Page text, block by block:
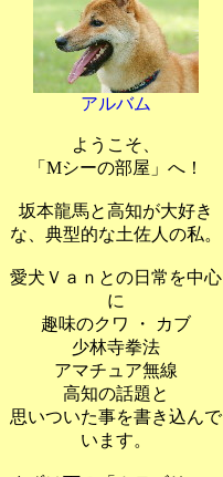
アルバム
ようこそ、
「Mシーの部屋」へ！
坂本龍馬と高知が大好き
な、典型的な土佐人の私。
愛犬Ｖａｎとの日常を中心
に
趣味のクワ ・ カブ
少林寺拳法
アマチュア無線
高知の話題と
思いついた事を書き込んで
います。